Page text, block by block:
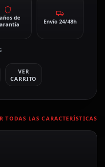
de
Envío 24/48h
VER
CARRITO
TODAS LAS CARACTERÍSTICAS